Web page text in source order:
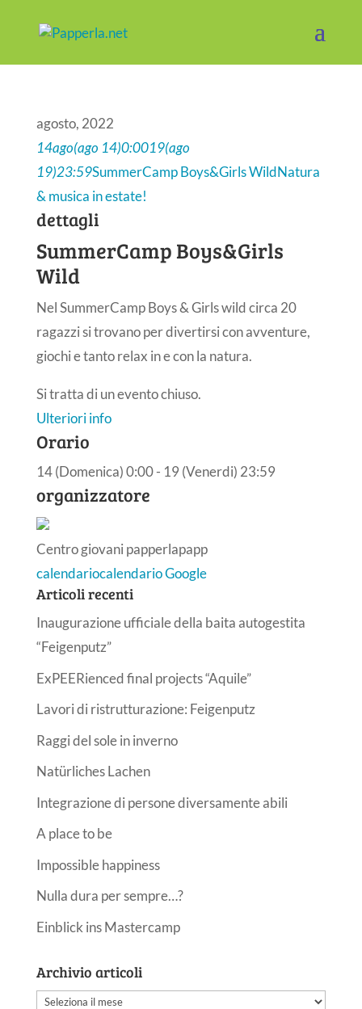
agosto, 2022
14ago(ago 14)0:0019(ago
19)23:59SummerCamp Boys&Girls WildNatura
& musica in estate!
dettagli
SummerCamp Boys&Girls
Wild
Nel SummerCamp Boys & Girls wild circa 20
ragazzi si trovano per divertirsi con avventure,
giochi e tanto relax in e con la natura.
Si tratta di un evento chiuso.
Ulteriori info
Orario
14 (Domenica) 0:00 - 19 (Venerdi) 23:59
organizzatore
Centro giovani papperlapapp
calendariocalendario Google
Articoli recenti
Inaugurazione ufficiale della baita autogestita
“Feigenputz”
ExPEERienced final projects “Aquile”
Lavori di ristrutturazione: Feigenputz
Raggi del sole in inverno
Natürliches Lachen
Integrazione di persone diversamente abili
A place to be
Impossible happiness
Nulla dura per sempre…?
Einblick ins Mastercamp
Archivio articoli
Archivio